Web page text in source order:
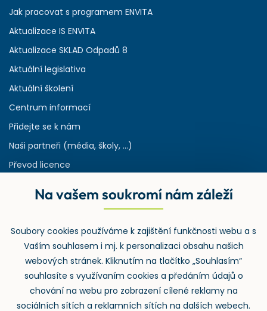
Jak pracovat s programem ENVITA
Aktualizace IS ENVITA
Aktualizace SKLAD Odpadů 8
Aktuální legislativa
Aktuální školení
Centrum informací
Přidejte se k nám
Naši partneři (média, školy, ...)
Převod licence
Rejstřík používaných zkratek v odpadech
Zpětný odběr
Na vašem soukromí nám záleží
Soubory cookies používáme k zajištění funkčnosti webu a s
Vaším souhlasem i mj. k personalizaci obsahu našich
webových stránek. Kliknutím na tlačítko „Souhlasím“
souhlasíte s využívaním cookies a předáním údajů o
chování na webu pro zobrazení cílené reklamy na
sociálních sítích a reklamních sítích na dalších webech.